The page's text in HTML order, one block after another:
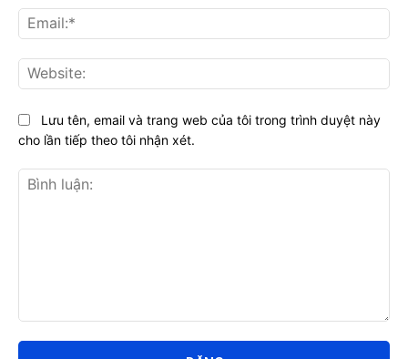
luận:
Lưu tên, email và trang web của tôi trong trình duyệt này
cho lần tiếp theo tôi nhận xét.